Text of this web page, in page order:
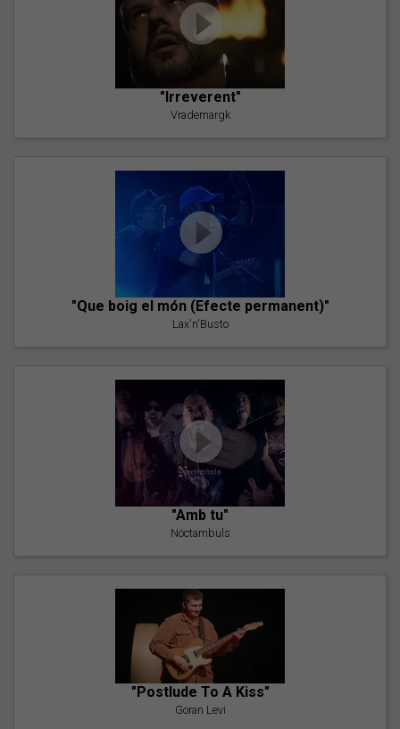
"Irreverent"
Vrademargk
"Que boig el món (Efecte permanent)"
Lax'n'Busto
"Amb tu"
Nöctambuls
"Postlude To A Kiss"
Goran Levi